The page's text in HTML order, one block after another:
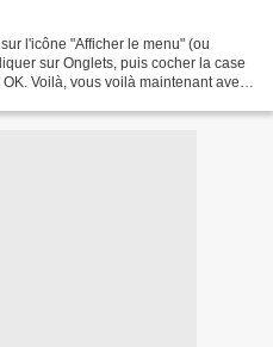
l'icône "Afficher le menu" (ou
sur Onglets, puis cocher la case
Voilà, vous voilà maintenant avec